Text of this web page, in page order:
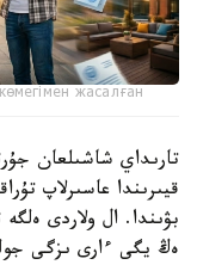
жасалған
تارىداي شاشىلعان
قيىرىندا عاسىرلاپ
بۋىندا. ال ولاردى
ەڭ يگى ءارى ىزگى